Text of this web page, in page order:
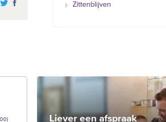
Zittenblijven
Liever een afspraak